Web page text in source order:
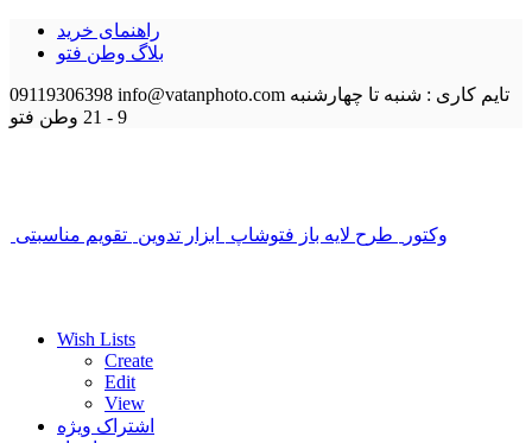
راهنمای خرید
بلاگ وطن فتو
09119306398 info@vatanphoto.com تایم کاری : شنبه تا چهارشنبه
9 - 21
وطن فتو
وکتور طرح لایه باز فتوشاپ ابزار تدوین تقویم مناسبتی
Wish Lists
Create
Edit
View
اشتراک ویژه